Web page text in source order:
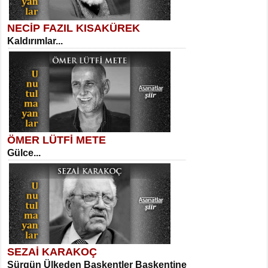
SELAHATTİN YILDIZ
İnsanın Zindanı...
MEHMET TAŞTAN
Vagon’da Bir Şairle...
Sibel Orhan
İki Kırık Boşluk...
Meral Yağmur
Eski Bir Şiir...
NECİP FAZIL KISAKÜREK
Kaldırımlar...
ÖMER LÜTFİ METE
Gülce...
SEZAİ KARAKOÇ
Sürgün Ülkeden Başkentler Başkentine